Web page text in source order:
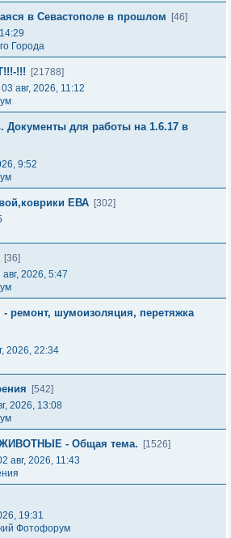
в Севастополе в прошлом
[46]
Города
!!!
[21788]
03 авг, 2026, 11:12
Документы для работы на 1.6.17 в
9:52
ЕВА [302]
[36]
авг, 2026, 5:47
шумоизоляция, перетяжка
2026, 22:34
[542]
2026, 13:08
- Общая тема.
[1526]
авг, 2026, 11:43
19:31
Фотофорум